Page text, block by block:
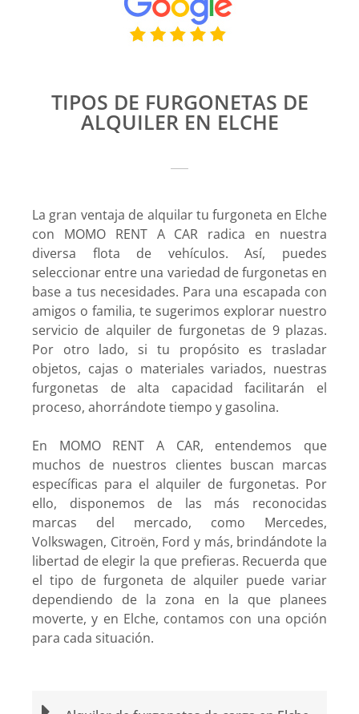
TIPOS DE FURGONETAS DE
ALQUILER EN ELCHE
La gran ventaja de alquilar tu furgoneta en Elche
con MOMO RENT A CAR radica en nuestra
diversa flota de vehículos. Así, puedes
seleccionar entre una variedad de furgonetas en
base a tus necesidades. Para una escapada con
amigos o familia, te sugerimos explorar nuestro
servicio de alquiler de furgonetas de 9 plazas.
Por otro lado, si tu propósito es trasladar
objetos, cajas o materiales variados, nuestras
furgonetas de alta capacidad facilitarán el
proceso, ahorrándote tiempo y gasolina.
En MOMO RENT A CAR, entendemos que
muchos de nuestros clientes buscan marcas
específicas para el alquiler de furgonetas. Por
ello, disponemos de las más reconocidas
marcas del mercado, como Mercedes,
Volkswagen, Citroën, Ford y más, brindándote la
libertad de elegir la que prefieras. Recuerda que
el tipo de furgoneta de alquiler puede variar
dependiendo de la zona en la que planees
moverte, y en Elche, contamos con una opción
para cada situación.